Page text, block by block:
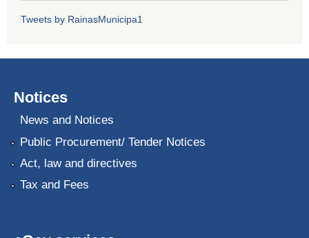
Tweets by RainasMunicipa1
Notices
News and Notices
Public Procurement/ Tender Notices
Act, law and directives
Tax and Fees